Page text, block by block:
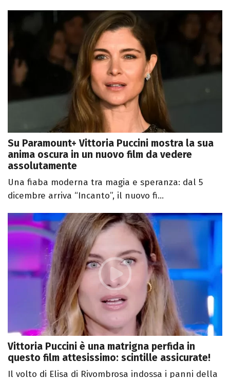
Su Paramount+ Vittoria Puccini mostra la sua
anima oscura in un nuovo film da vedere
assolutamente
Una fiaba moderna tra magia e speranza: dal 5
dicembre arriva “Incanto”, il nuovo fi...
Vittoria Puccini è una matrigna perfida in
questo film attesissimo: scintille assicurate!
Il volto di Elisa di Rivombrosa indossa i panni della